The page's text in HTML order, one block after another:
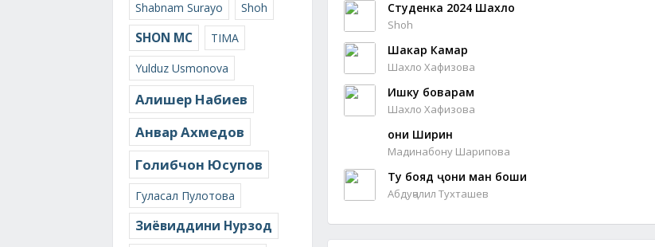
Shabnam Surayo Shoh
SHON MC
TIMA
Yulduz Usmonova
Алишер Набиев
Анвар Ахмедов
Голибчон Юсупов
Гуласал Пулотова
Зиёвиддини Нурзод
Студенка 2024 Шахло
Shoh
Шакар Камар
Шахло Хафизова
Ишку боварам
Шахло Хафизова
Ҷони Ширин
Мадинабону Шарипова
Ту бояд ҷони ман боши
Абдуҷалил Тухташев